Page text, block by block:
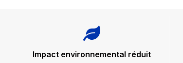
Impact environnemental réduit